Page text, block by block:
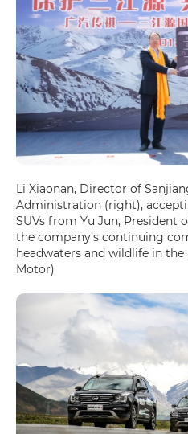
Li Xiaonan, Director of
Administration (right),
SUVs from Yu Jun, President
the company’s continuing
headwaters and wildlife in the
Motor)